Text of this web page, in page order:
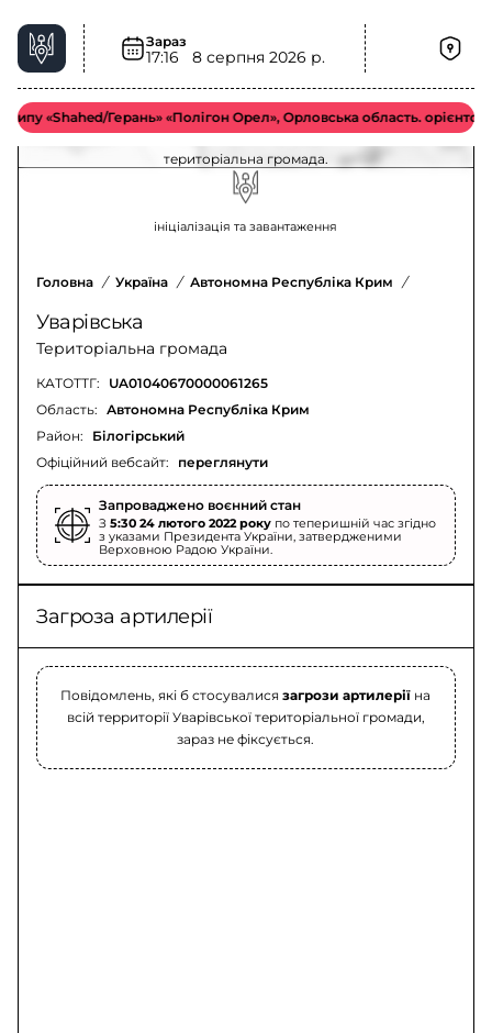
Зараз
17:16 8 серпня 2026 р.
«Shahed/Герань» «Полігон Орел», Орловська область.
Загроза артилерії у Уварівська територіальна
громада – актуальна ситуація
Оновлення щодо загрози артилерії у Уварівська
територіальна громада.
ініціалізація та завантаження
Головна / Україна / Автономна Республіка Крим /
Уварівська
Територіальна громада
КАТОТТГ: UA01040670000061265
Офіційний вебсайт: переглянути
Область: Автономна Республіка Крим
Район:
Білогірський
Запроваджено воєнний стан
З 5:30 24 лютого 2022 року по теперишній час згідно
з указами Президента України, затвердженими
Верховною Радою України.
Загроза артилерії
Повідомлень, які б стосувалисязагрози артилерії на
всій территорії Уварівської територіальної громади,
зараз не фіксується.